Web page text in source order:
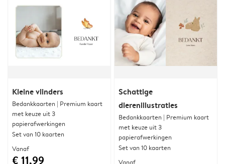
Kleine vlinders
Bedankkaarten | Premium kaart
met keuze uit 3
papierafwerkingen
Set van 10 kaarten
Vanaf
€ 11,99
Schattige
dierenillustraties
Bedankkaarten | Premium kaart
met keuze uit 3
papierafwerkingen
Set van 10 kaarten
Vanaf